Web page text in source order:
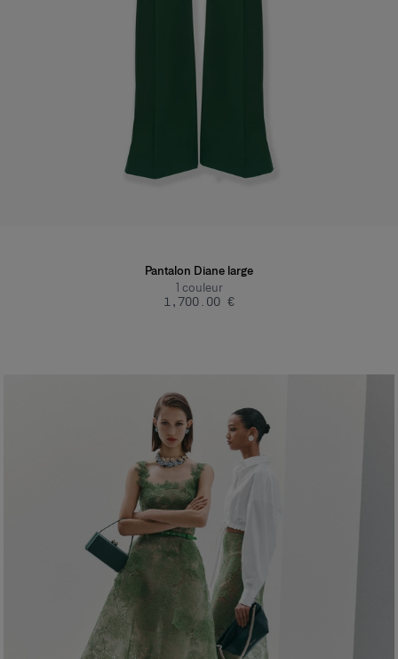
Pantalon Diane large
1 couleur
‌1,700.00 €